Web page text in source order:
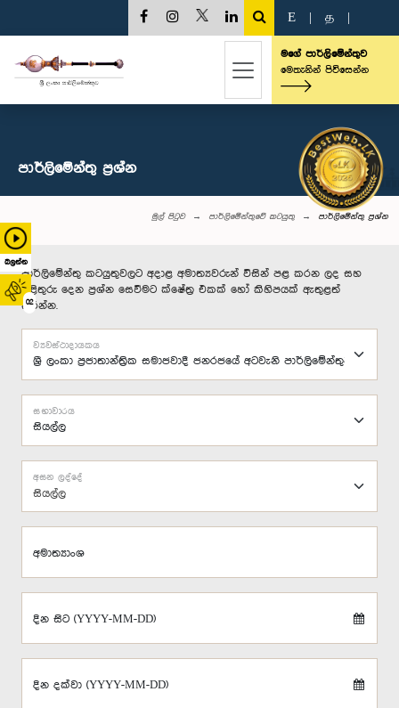
බලන්න
02
E த
මගේ පාර්ලිමේන්තුව
මෙතැනින් පිවිසෙන්න
පාර්ලි‌මේන්තු‌ ප්‍රශ්න
මුල් පිටුව පාර්ලිමේන්තුවේ කටයුතු පාර්ලි‌මේන්තු‌ ප්‍රශ්න
පාර්ලිමේන්තු කටයුතුවලට අදාළ අමාත්‍යවරුන් විසින් පළ කරන ලද සහ
පිළිතුරු දෙන ප්‍රශ්න සෙවීමට ක්ෂේත්‍ර එකක් හෝ කිහිපයක් ඇතුළත්
කරන්න.
ව්‍යවස්ථාදායකය
සභාවාරය
සියල්ල
අසන ලද්දේ
අමාත්‍යාංශ
දින සිට (YYYY-MM-DD)
දින දක්වා (YYYY-MM-DD)